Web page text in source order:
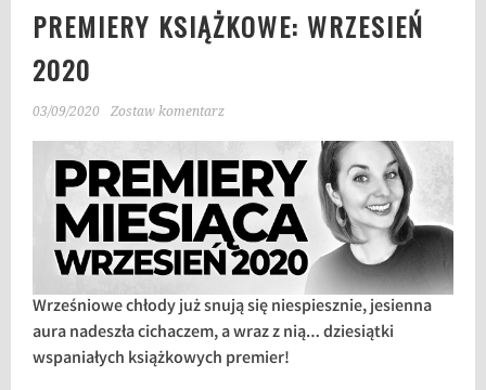
PREMIERY KSIĄŻKOWE: WRZESIEŃ
2020
03/09/2020 Zostaw komentarz
Wrześniowe chłody już snują się niespiesznie, jesienna
aura nadeszła cichaczem, a wraz z nią… dziesiątki
wspaniałych książkowych premier!